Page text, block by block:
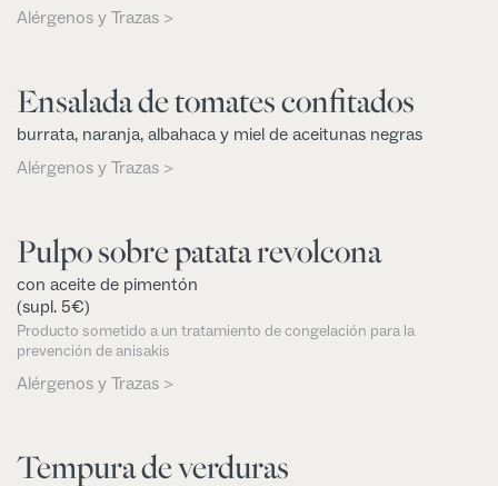
Alérgenos y Trazas >
Ensalada de tomates confitados
burrata, naranja, albahaca y miel de aceitunas negras
Alérgenos y Trazas >
Pulpo sobre patata revolcona
con aceite de pimentón
(supl. 5€)
Producto sometido a un tratamiento de congelación para la
prevención de anisakis
Alérgenos y Trazas >
Tempura de verduras